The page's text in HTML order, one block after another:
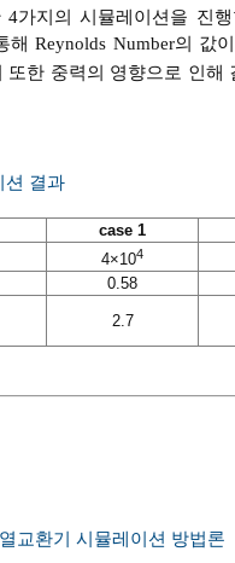
4가지의 시뮬레이션을 진
해 Reynolds Number의
한 중력의 영향으로 인
션 결과
case 1
4×104
0.58
2.7
교환기 시뮬레이션 방법론